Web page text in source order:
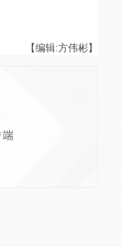
【编辑:方伟彬】